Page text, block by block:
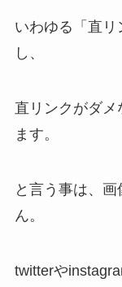
いわゆる「直
し、
直リンクがダメ
ます。
と言う事は、
ん。
twitterや